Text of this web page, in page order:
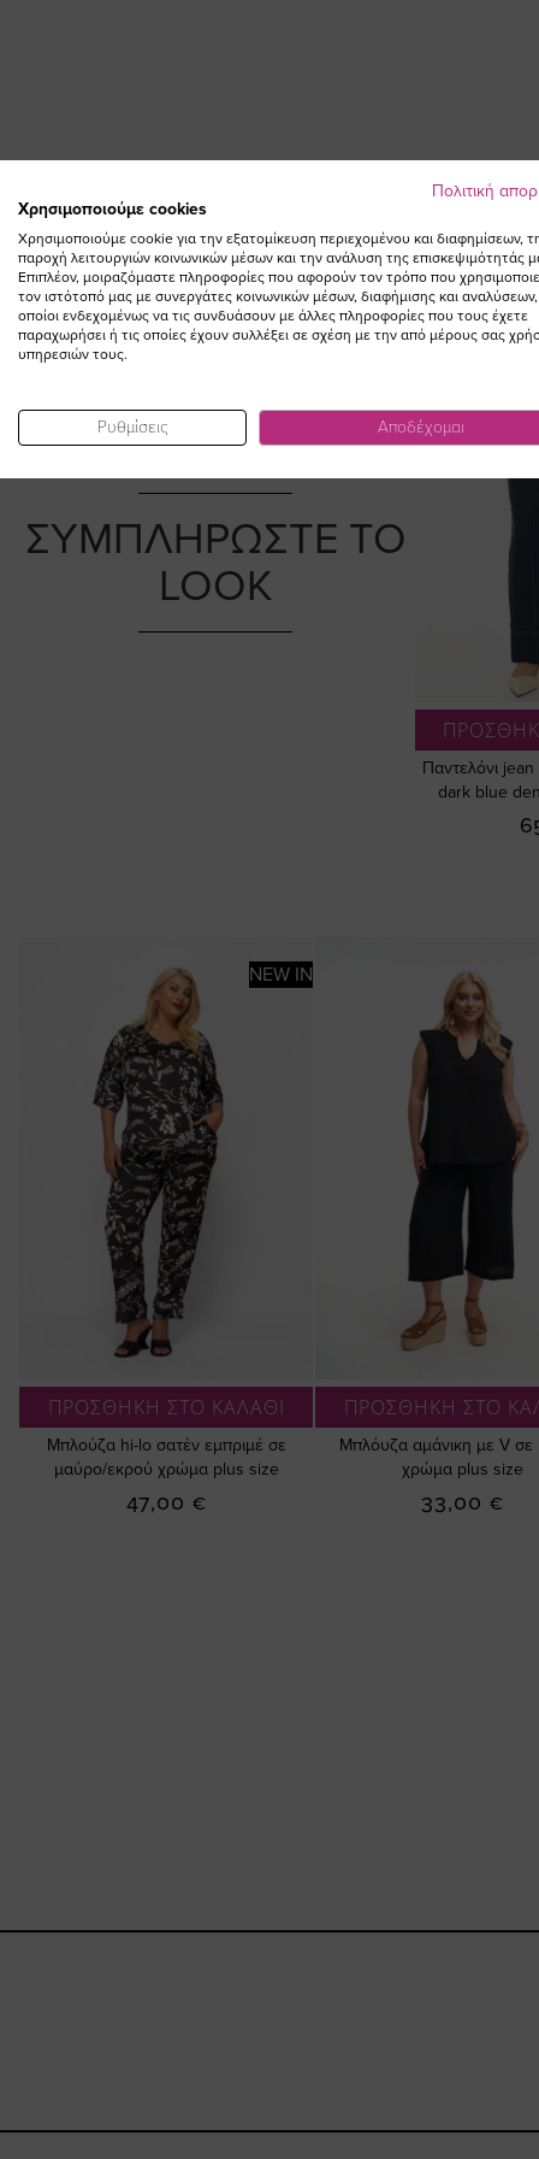
ΣΥΜΠΛΗΡΩΣΤΕ ΤΟ
LOOK
Παντελόνι
dark blue
NEW IN
ΠΡΟΣΘΗΚΗ ΣΤΟ ΚΑΛΑΘΙ
Μπλούζα hi-lo σατέν εμπριμέ σε
μαύρο/εκρού χρώμα plus size
47,00 €
ΠΡΟΣΘΗΚΗ ΣΤΟ
Μπλόυζα αμάνικη με V σε
χρώμα plus size
33,00 €
Πολιτική
Χρησιμοποιούμε cookies
Χρησιμοποιούμε cookie για την εξατομίκευση περιεχομένου και διαφημίσεων,
παροχή λειτουργιών κοινωνικών μέσων και την ανάλυση της επισκεψιμότητάς
Επιπλέον, μοιραζόμαστε πληροφορίες που αφορούν τον τρόπο που
τον ιστότοπό μας με συνεργάτες κοινωνικών μέσων, διαφήμισης και αναλύσεων,
οποίοι ενδεχομένως να τις συνδυάσουν με άλλες πληροφορίες που τους έχετε
παραχωρήσει ή τις οποίες έχουν συλλέξει σε σχέση με την από μέρους σας
υπηρεσιών τους.
Ρυθμίσεις Αποδέχομαι